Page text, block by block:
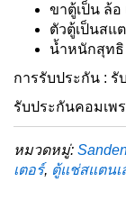
ขาตู้เป็น ล้อ
ตัวตู้เป็นสแ
น้ำหนักสุทธิ
การรับประกัน : รั
รับประกันคอมเพ
หมวดหมู่:
เตอร์, ตู้แช่สแตนเ